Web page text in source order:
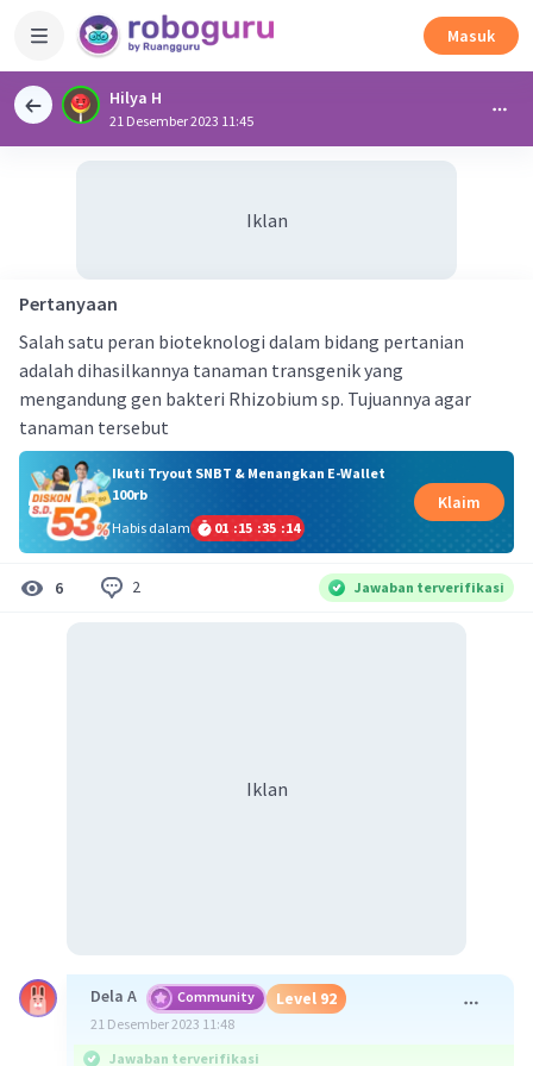
Masuk
Hilya H
21 Desember 2023 11:45
Iklan
Pertanyaan
Salah satu peran bioteknologi dalam bidang pertanian
adalah dihasilkannya tanaman transgenik yang
mengandung gen bakteri Rhizobium sp. Tujuannya agar
tanaman tersebut
Ikuti Tryout SNBT & Menangkan E-Wallet
100rb
Habis dalam
01 :15 :35 :13
Klaim
6 2 Jawaban terverifikasi
Iklan
Dela A Community Level 92
21 Desember 2023 11:48
Jawaban terverifikasi